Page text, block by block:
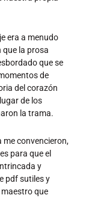
era a menudo
que la prosa
que se
de
del corazón
de los
la trama.
me convencieron,
para que el
y
pdf sutiles y
que